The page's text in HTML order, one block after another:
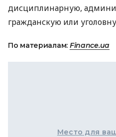
дисциплинарную,
гражданскую или
По материалам: Finance.ua
Место для